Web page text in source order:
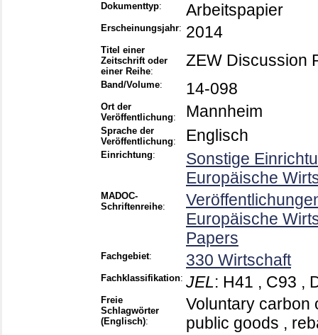
Dokumenttyp: Arbeitspapier
Erscheinungsjahr: 2014
Titel einer
Zeitschrift oder
einer Reihe:
ZEW Discussion
Band/Volume: 14-098
Ort der
Veröffentlichung: Mannheim
Sprache der
Veröffentlichung: Englisch
Einrichtung:
Sonstige
Europäische
MADOC-
Schriftenreihe:
Europäische
Papers
Fachgebiet: 330 Wirtschaft
Fachklassifikation: JEL: H41 , C93 ,
Freie
Schlagwörter
(Englisch):
Voluntary carbon
public goods ,